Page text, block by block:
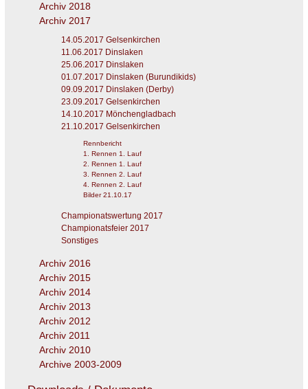
Archiv 2018
Archiv 2017
14.05.2017 Gelsenkirchen
11.06.2017 Dinslaken
25.06.2017 Dinslaken
01.07.2017 Dinslaken (Burundikids)
09.09.2017 Dinslaken (Derby)
23.09.2017 Gelsenkirchen
14.10.2017 Mönchengladbach
21.10.2017 Gelsenkirchen
Rennbericht
1. Rennen 1. Lauf
2. Rennen 1. Lauf
3. Rennen 2. Lauf
4. Rennen 2. Lauf
Bilder 21.10.17
Championatswertung 2017
Championatsfeier 2017
Sonstiges
Archiv 2016
Archiv 2015
Archiv 2014
Archiv 2013
Archiv 2012
Archiv 2011
Archiv 2010
Archive 2003-2009